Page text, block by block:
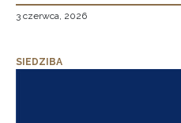
3 czerwca, 2026
SIEDZIBA